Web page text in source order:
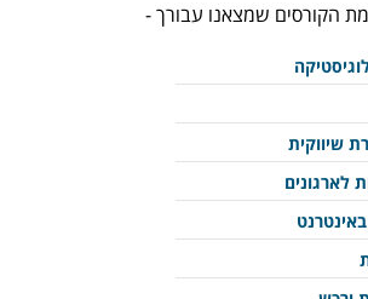
הקורסים שמצאנו עבורך -
שיווקית
לארגונים